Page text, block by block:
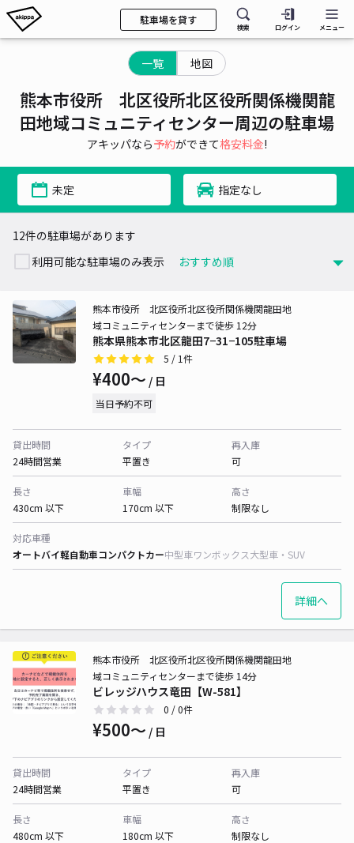
駐車場を貸す
検索 ログイン メニュー
一覧 地図
熊本市役所 北区役所北区役所関係機関龍
田地域コミュニティセンター周辺の駐車場
アキッパなら予約ができて格安料金!
未定 指定なし
12件の駐車場があります
利用可能な駐車場のみ表示
熊本県熊本市北区龍田7−31−105駐車場
熊本市役所 北区役所北区役所関係機関龍田地
域コミュニティセンターまで徒歩 12分
5 / 1件
¥400〜 / 日
当日予約不可
貸出時間
24時間営業
タイプ
平置き
再入庫
可
長さ
430cm 以下
車幅
170cm 以下
高さ
制限なし
対応車種
オートバイ軽自動車コンパクトカー中型車ワンボックス大型車・SUV
詳細へ
ビレッジハウス竜田【W-581】
熊本市役所 北区役所北区役所関係機関龍田地
域コミュニティセンターまで徒歩 14分
0 / 0件
¥500〜 / 日
貸出時間
24時間営業
タイプ
平置き
再入庫
可
長さ
480cm 以下
車幅
180cm 以下
高さ
制限なし